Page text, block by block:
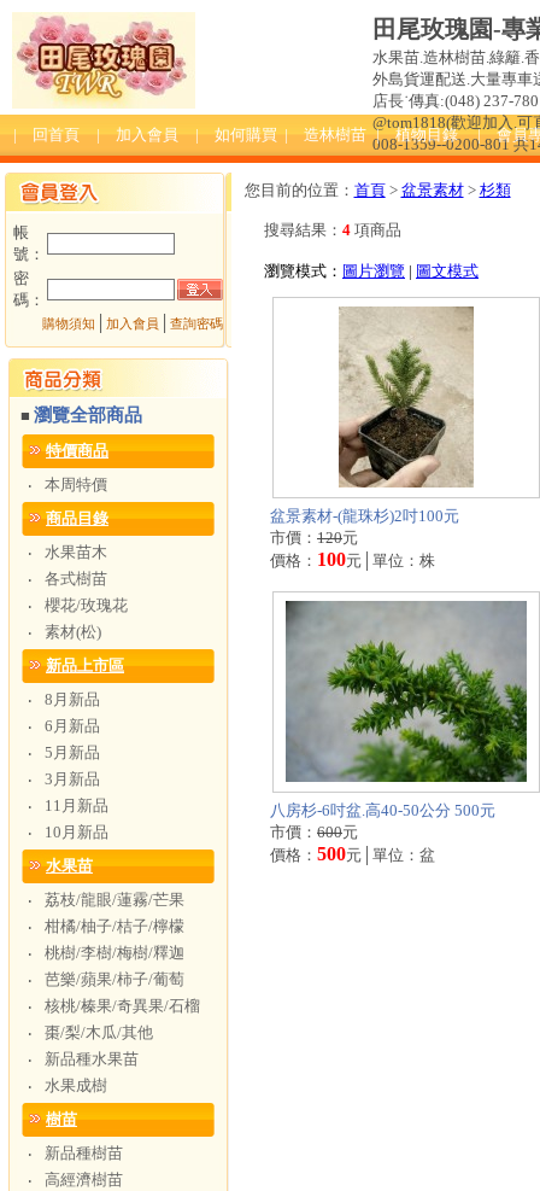
田尾玫瑰園-專
水果苗.造林樹苗.綠籬.
外島貨運配送.大量專車
店長˙傳真:(048) 237-
@tom1818(歡迎加入.
008-1359--0200-801 共
| 回首頁 | 加入會員 | 如何購買 | 造林樹苗 | 植物目錄 | 會員
帳
號：
密
碼：
購物須知 加入會員 查詢密碼
■ 瀏覽全部商品
特價商品
‧
本周特價
商品目錄
‧
水果苗木
‧
各式樹苗
‧
櫻花/玫瑰花
‧
素材(松)
新品上市區
‧
8月新品
‧
6月新品
‧
5月新品
‧
3月新品
‧
11月新品
‧
10月新品
水果苗
‧
荔枝/龍眼/蓮霧/芒果
‧
柑橘/柚子/桔子/檸檬
‧
桃樹/李樹/梅樹/釋迦
‧
芭樂/蘋果/柿子/葡萄
‧
核桃/榛果/奇異果/石榴
‧
棗/梨/木瓜/其他
‧
新品種水果苗
‧
水果成樹
樹苗
‧
新品種樹苗
‧
高經濟樹苗
您目前的位置： 首頁> 盆景素材> 杉類
搜尋結果： 4 項商品
瀏覽模式： 圖片瀏覽 | 圖文模式
盆景素材-(龍珠杉)2吋100元
市價： 120元
價格： 100元│單位：株
八房杉-6吋盆.高40-50公分 500元
市價： 600元
價格： 500元│單位：盆